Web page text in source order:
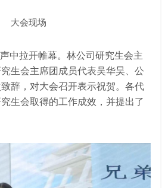
大会现场
中拉开帷幕。林公司研究生会主
生会主席团成员代表吴华昊、公
辞，对大会召开表示祝贺。各代
生会取得的工作成效，并提出了